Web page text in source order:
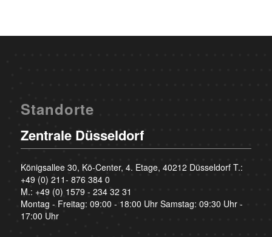
Standorte
Zentrale Düsseldorf
Königsallee 30, Kö-Center, 4. Etage, 40212 Düsseldorf T.:
+49 (0) 211- 876 384 0
M.: +49 (0) 1579 - 234 32 31
Montag - Freitag: 09:00 - 18:00 Uhr Samstag: 09:30 Uhr -
17:00 Uhr